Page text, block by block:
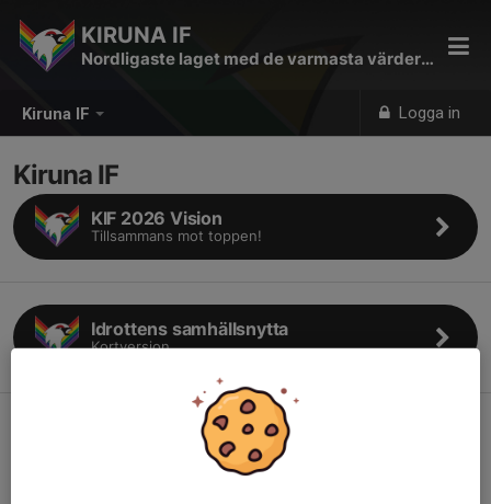
Kiruna IF Logga in
KIRUNA IF
Nordligaste laget med de varmasta värderingarna
Kiruna IF
KIF 2026 Vision
Tillsammans mot toppen!
Idrottens samhällsnytta
Kortversion